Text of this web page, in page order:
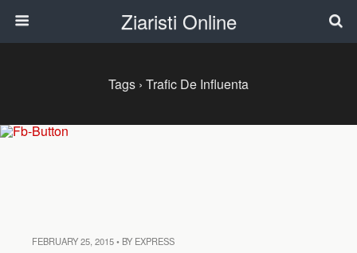
Ziaristi Online
Tags › Trafic De Influenta
FEBRUARY 25, 2015 • BY EXPRESS